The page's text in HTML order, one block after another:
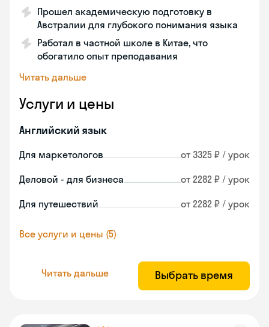
Прошел академическую подготовку в
Австралии для глубокого понимания языка
Работал в частной школе в Китае, что
обогатило опыт преподавания
Читать дальше
Услуги и цены
Английский язык
Для маркетологов от 3325 ₽ / урок
Деловой - для бизнеса от 2282 ₽ / урок
Для путешествий от 2282 ₽ / урок
Все услуги и цены (5)
Читать дальше Выбрать время